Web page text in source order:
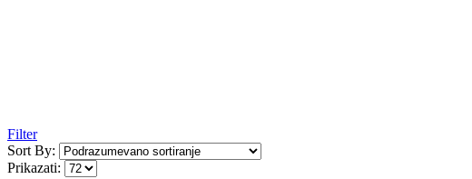
Filter
Sort By:
Prikazati: